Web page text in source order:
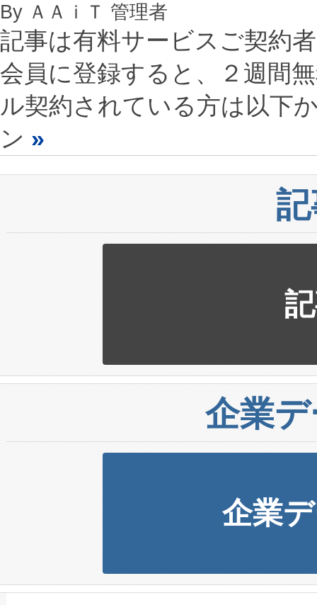
By ＡＡｉＴ 管理者
記事は有料サービスご契約
会員に登録すると、２週間
ル契約されている方は以下
ン »
企業
企業